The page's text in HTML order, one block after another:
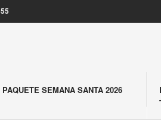
PAQUETE SEMANA SANTA 2026